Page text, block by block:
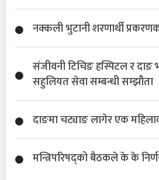
नक्कली भुटानी शरणार्थी
संजीवनी टिचिङ हस्पिटल र दाङ
सहुलियत सेवा सम्बन्धी सम्झौता
दाङमा चट्याङ लागेर एक
मन्त्रिपरिषद्को बैठकले के के